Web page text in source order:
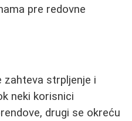
pre redovne
zahteva strpljenje i
neki korisnici
drugi se okreću